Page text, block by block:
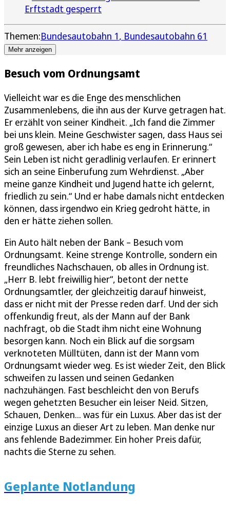
Erftstadt gesperrt
Themen:Bundesautobahn 1 Bundesautobahn 61
Mehr anzeigen
Besuch vom Ordnungsamt
Vielleicht war es die Enge des menschlichen
Zusammenlebens, die ihn aus der Kurve getragen hat.
Er erzählt von seiner Kindheit. „Ich fand die Zimmer
bei uns klein. Meine Geschwister sagen, dass Haus sei
groß gewesen, aber ich habe es eng in Erinnerung.“
Sein Leben ist nicht geradlinig verlaufen. Er erinnert
sich an seine Einberufung zum Wehrdienst. „Aber
meine ganze Kindheit und Jugend hatte ich gelernt,
friedlich zu sein.“ Und er habe damals nicht entdecken
können, dass irgendwo ein Krieg gedroht hätte, in
den er hätte ziehen sollen.
Ein Auto hält neben der Bank – Besuch vom
Ordnungsamt. Keine strenge Kontrolle, sondern ein
freundliches Nachschauen, ob alles in Ordnung ist.
„Herr B. lebt freiwillig hier“, betont der nette
Ordnungsamtler, der gleichzeitig darauf hinweist,
dass er nicht mit der Presse reden darf. Und der sich
offenkundig freut, als der Mann auf der Bank
nachfragt, ob die Stadt ihm nicht eine Wohnung
besorgen kann. Noch ein Blick auf die sorgsam
verknoteten Mülltüten, dann ist der Mann vom
Ordnungsamt wieder weg. Es ist wieder Zeit, den Blick
schweifen zu lassen und seinen Gedanken
nachzuhängen. Fast beschleicht den von Berufs
wegen gehetzten Besucher ein leiser Neid. Sitzen,
Schauen, Denken... was für ein Luxus. Aber das ist der
einzige Luxus an dieser Art zu leben. Man denke nur
ans fehlende Badezimmer. Ein hoher Preis dafür,
nachts die Sterne zu sehen.
Geplante Notlandung